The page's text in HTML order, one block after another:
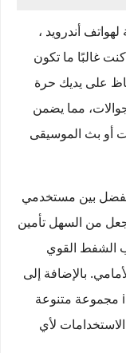
أندرويد ،
غالبًا ما تكون
على يديك حرة
مما يضمن
أو بث الموسيقى
بين مستخدمي
من السهل تأمين
الشفط القوي
بالإضافة إلى
ذلك، يستوعب iOttie Easy One Touch 4 مجموعة متنوعة
لأي